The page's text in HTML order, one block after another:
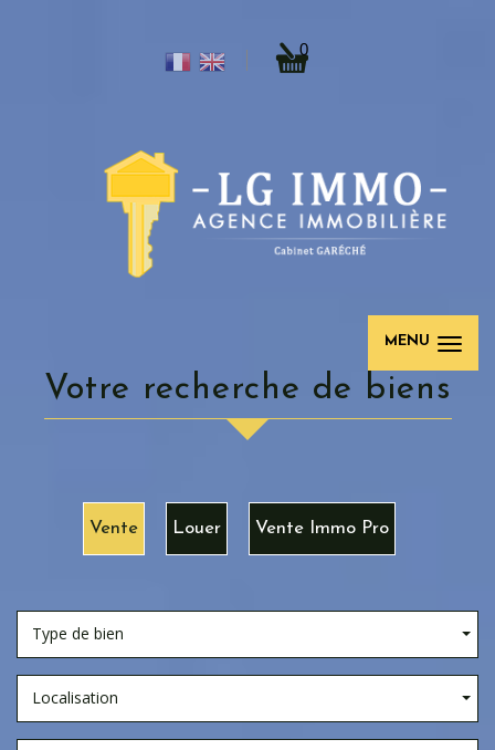
0
MENU
votre recherche de biens
Vente Louer Vente Immo Pro
Type de bien
Localisation